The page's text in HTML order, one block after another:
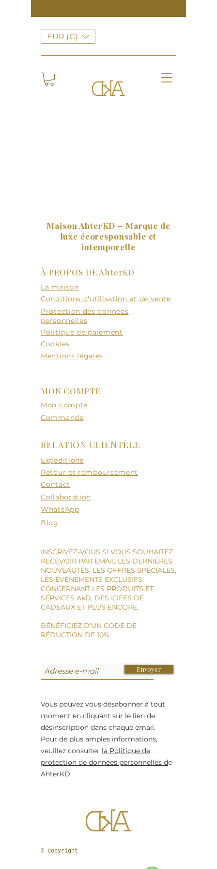
EUR (€)
+2
SAMPLE. Pink Hoodie + Shorts Set
44,95 €
Maison AhterKD – Marque de
luxe écoresponsable et
intemporelle
À PROPOS DE AhterKD
La maison
Conditions d'utilisation et de vente
Protection des données
personnelles
Politique de paiement
Cookies
Mentions légales
MON COMPTE
Mon compte
Commande
RELATION CLIENTÈLE
Expéditions
Retour et remboursement
Contact
Collaboration
WhatsApp
Blog
INSCRIVEZ-VOUS SI VOUS SOUHAITEZ
RECEVOIR PAR EMAIL LES DERNIÈRES
NOUVEAUTÉS, LES OFFRES SPÉCIALES,
LES ÉVÉNEMENTS EXCLUSIFS
CONCERNANT LES PRODUITS ET
SERVICES AkD, DES IDÉES DE
CADEAUX ET PLUS ENCORE.
BÉNÉFICIEZ D'UN CODE DE
RÉDUCTION DE 10%
Envoyer
Vous pouvez vous désabonner à tout
moment en cliquant sur le lien de
désinscription dans chaque email.
Pour de plus amples informations,
veuillez consulter la Politique de
protection de données personnelles de
AhterKD
© Copyright